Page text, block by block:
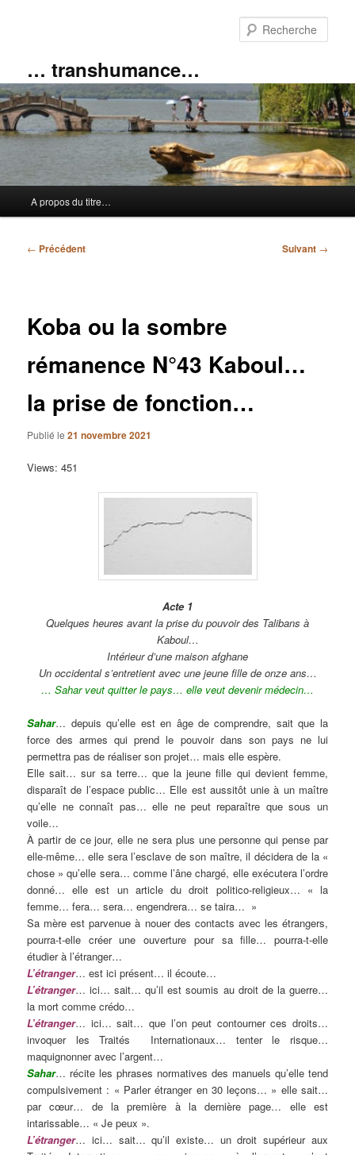
… transhumance…
principal
A propos du titre…
Navigation
← Précédent Suivant →
Koba ou la sombre
rémanence N°43 Kaboul…
la prise de fonction…
Publié le21 novembre 2021
Views: 451
Acte 1
Quelques heures avant la prise du pouvoir des Talibans à
Kaboul…
Intérieur d’une maison afghane
Un occidental s’entretient avec une jeune fille de onze ans…
… Sahar veut quitter le pays… elle veut devenir médecin…
Sahar… depuis qu’elle est en âge de comprendre, sait que la
force des armes qui prend le pouvoir dans son pays ne lui
permettra pas de réaliser son projet… mais elle espère.
Elle sait… sur sa terre… que la jeune fille qui devient femme,
disparaît de l’espace public… Elle est aussitôt unie à un maître
qu’elle ne connaît pas… elle ne peut reparaître que sous un
voile…
À partir de ce jour, elle ne sera plus une personne qui pense par
elle-même… elle sera l’esclave de son maître, il décidera de la «
chose » qu’elle sera… comme l’âne chargé, elle exécutera l’ordre
donné… elle est un article du droit politico-religieux… « la
femme… fera… sera… engendrera… se taira… »
Sa mère est parvenue à nouer des contacts avec les étrangers,
pourra-t-elle créer une ouverture pour sa fille… pourra-t-elle
étudier à l’étranger…
L’étranger… est ici présent… il écoute…
L’étranger… ici… sait… qu’il est soumis au droit de la guerre…
la mort comme crédo…
L’étranger… ici… sait… que l’on peut contourner ces droits…
invoquer les Traités Internationaux… tenter le risque…
maquignonner avec l’argent…
Sahar… récite les phrases normatives des manuels qu’elle tend
compulsivement : « Parler étranger en 30 leçons… » elle sait…
par cœur… de la première à la dernière page… elle est
intarissable… « Je peux ».
L’étranger… ici… sait… qu’il existe… un droit supérieur aux